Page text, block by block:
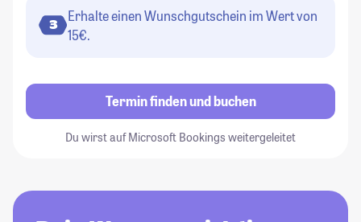
3
Erhalte einen Wunschgutschein im Wert von
15€.
Termin finden und buchen
Du wirst auf Microsoft Bookings weitergeleitet